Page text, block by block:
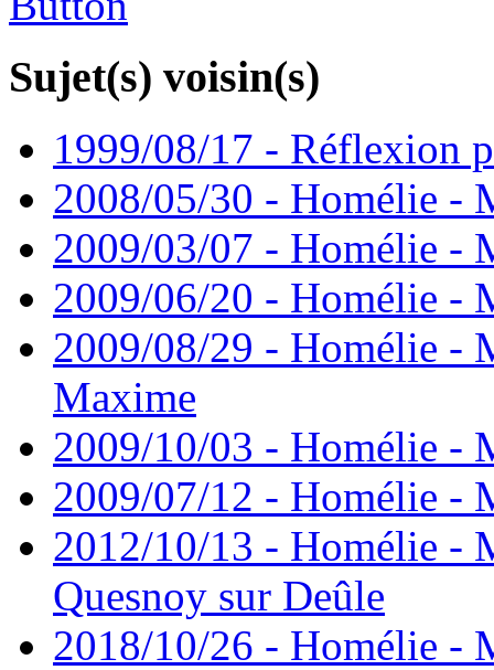
Sujet(s) voisin(s)
1999/08/17 - Réflexion
2008/05/30 - Homélie -
2009/03/07 - Homélie -
2009/06/20 - Homélie -
2009/08/29 - Homélie -
Maxime
2009/10/03 - Homélie -
2009/07/12 - Homélie -
2012/10/13 - Homélie -
Quesnoy sur Deûle
2018/10/26 - Homélie -